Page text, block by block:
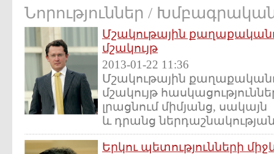
Նորություններ /
Մշակութային
մշակույթ
2013-01-22 11:36
Մշակութային
մշակույթ
լրացնում միմյանց,
և դրանց
Երկու պետությունների